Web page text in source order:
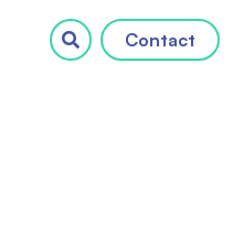
Contact